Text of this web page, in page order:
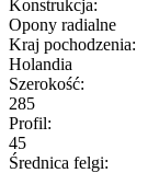
Konstrukcja:
Opony radialne
Kraj pochodzenia:
Holandia
Szerokość:
285
Profil:
45
Średnica felgi: